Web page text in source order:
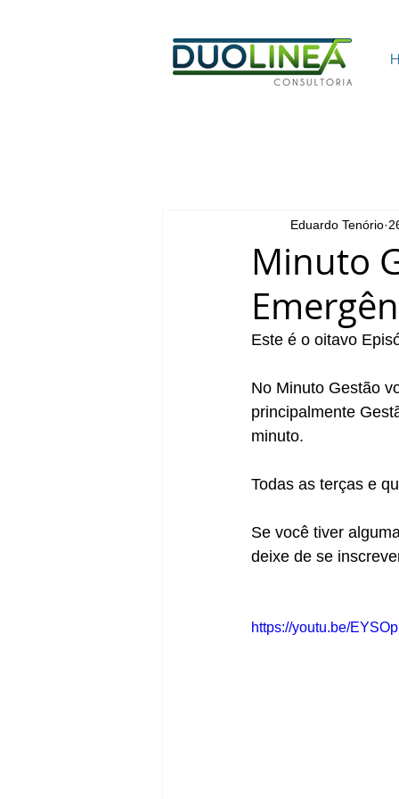
Minuto
Eduardo Tenório
Este é o oitavo
No Minuto Gestão
principalmente
minuto.
Todas as terças e
Se você tiver
deixe de se
https://youtu.be/